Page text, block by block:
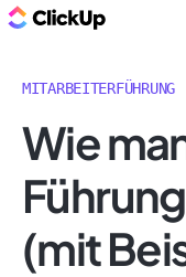
MITARBEITERFÜHRUNG
Wie
(mit